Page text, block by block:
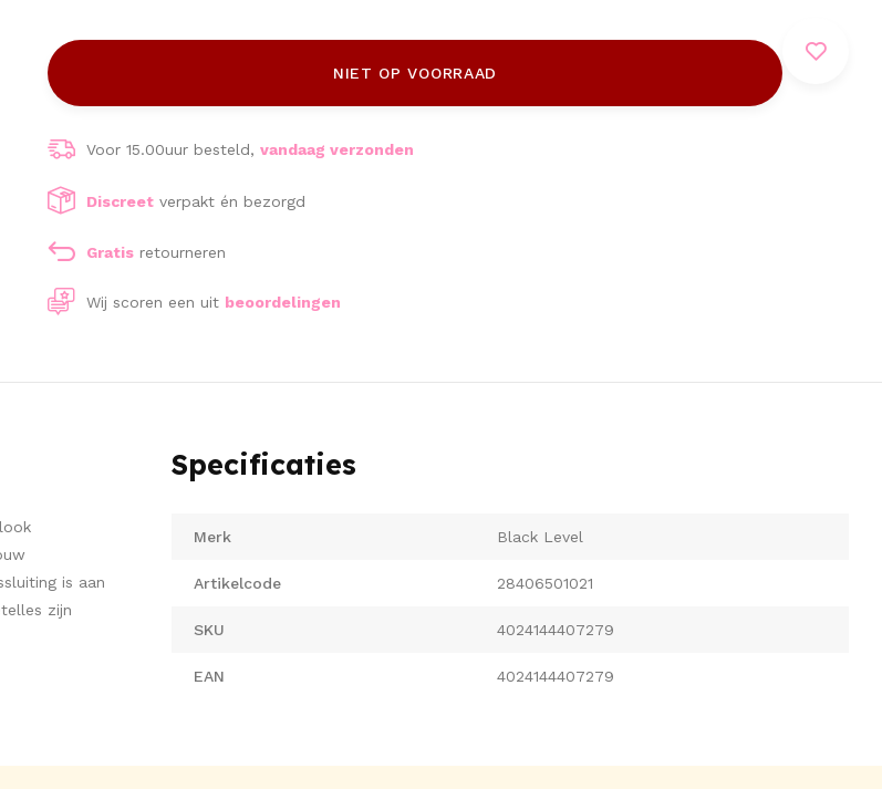
NIET OP VOORRAAD
Voor 15.00uur besteld, vandaag verzonden
Discreet verpakt én bezorgd
Gratis retourneren
Wij scoren een uit beoordelingen
is aan
zijn
Specificaties
Merk Black Level
Artikelcode 28406501021
SKU 4024144407279
EAN 4024144407279